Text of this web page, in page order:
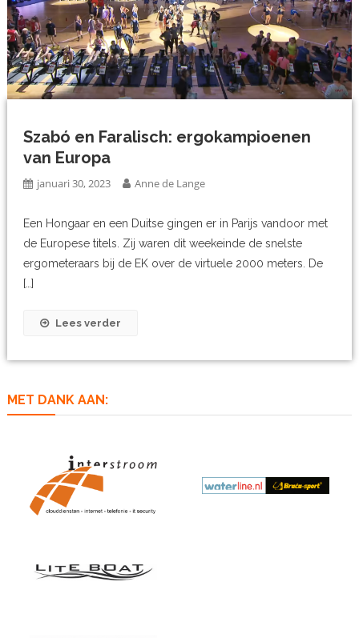
Szabó en Faralisch: ergokampioenen
van Europa
januari 30, 2023 Anne de Lange
Een Hongaar en een Duitse gingen er in Parijs vandoor met
de Europese titels. Zij waren dit weekeinde de snelste
ergometeraars bij de EK over de virtuele 2000 meters. De
[…]
Lees verder
MET DANK AAN: